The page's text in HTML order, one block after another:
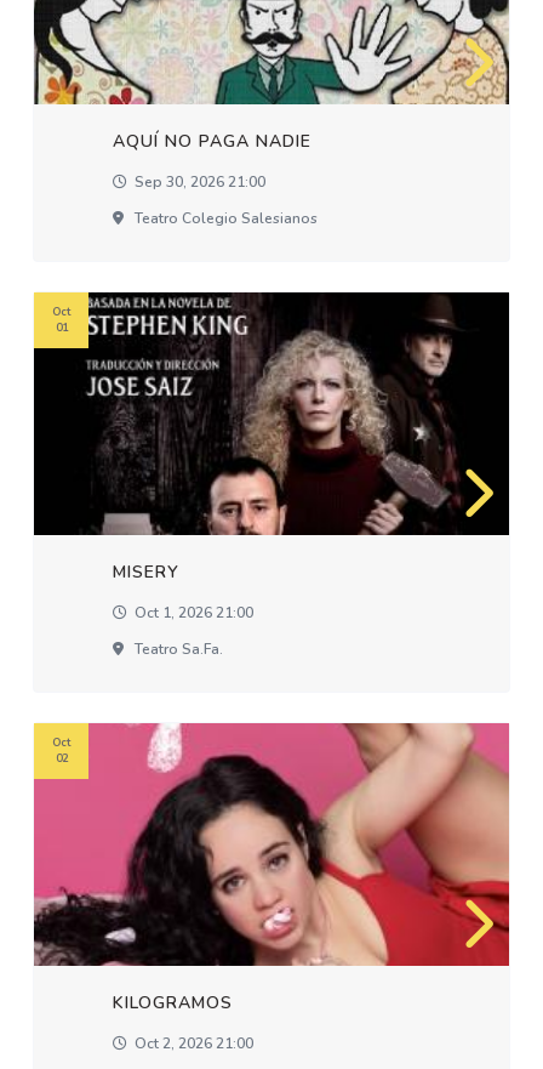
AQUÍ NO PAGA NADIE
Sep 30, 2026 21:00
Teatro Colegio Salesianos
MISERY
Oct 1, 2026 21:00
Teatro Sa.fa.
Oct
01
KILOGRAMOS
Oct 2, 2026 21:00
Oct
02